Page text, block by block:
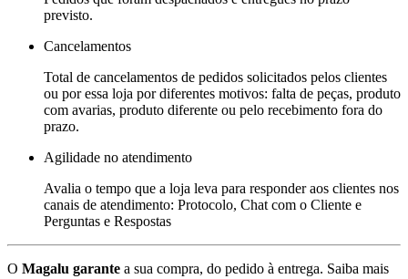
previsto.
Cancelamentos
Total de cancelamentos de pedidos solicitados pelos clientes
ou por essa loja por diferentes motivos: falta de peças, produto
com avarias, produto diferente ou pelo recebimento fora do
prazo.
Agilidade no atendimento
Avalia o tempo que a loja leva para responder aos clientes nos
canais de atendimento: Protocolo, Chat com o Cliente e
Perguntas e Respostas
O Magalu garante a sua compra, do pedido à entrega. Saiba mais